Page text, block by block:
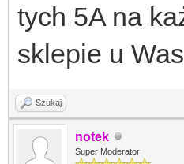
tych 5A na
sklepie u
Szukaj
notek
Super Moderator